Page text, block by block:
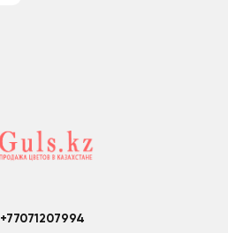
+77071207994